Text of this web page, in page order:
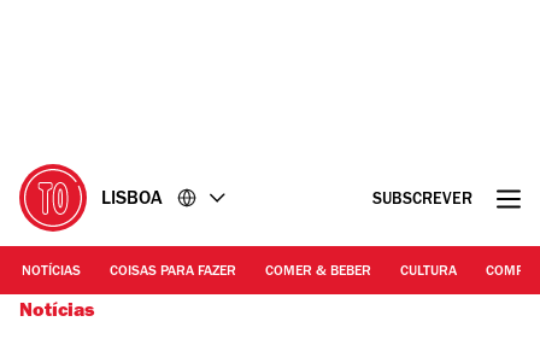
LISBOA SUBSCREVER
NOTÍCIAS COISAS PARA FAZER COMER & BEBER CULTURA
Notícias